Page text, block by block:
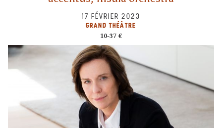
17 FÉVRIER 2023
GRAND THÉÂTRE
10-37 €